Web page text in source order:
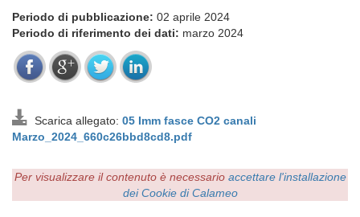
Periodo di pubblicazione: 02 aprile 2024
Periodo di riferimento dei dati: marzo 2024
Scarica allegato: 05 Imm fasce CO2 canali
Marzo_2024_660c26bbd8cd8.pdf
Per visualizzare il contenuto è necessario accettare l'installazione
dei Cookie di Calameo